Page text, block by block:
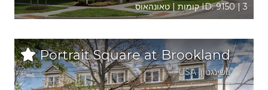
ID: 9150 | 3 קומות | טאונהאוס
Portrait Square at Brookland
וושינגטון,
USA